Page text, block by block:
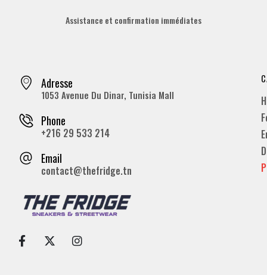
Assistance et confirmation immédiates
Adresse
1053 Avenue Du Dinar, Tunisia Mall
Phone
+216 29 533 214
Email
contact@thefridge.tn